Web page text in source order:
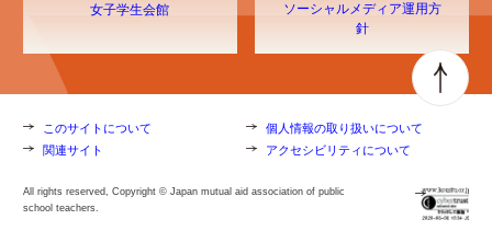
女子学生会館
ソーシャルメディア運用方
針
このサイトについて
個人情報の取り扱いについて
関連サイト
アクセシビリティについて
All rights reserved, Copyright © Japan mutual aid association of public
school teachers.